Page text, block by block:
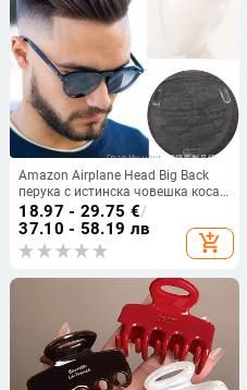
Amazon Airplane Head Big Back
перука с истинска човешка коса,
покриваща плешива глава, за
хора на средна и по-възрастна
възраст, дишаща, удобна, мъжка,
блок за отдих
18.97 - 29.75 €/
37.10 - 58.19 лв
add_shopping_cart